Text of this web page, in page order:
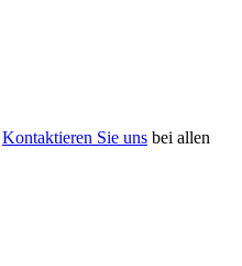
Kontaktieren Sie uns bei allen